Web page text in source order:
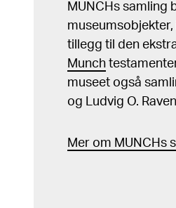
MUNCHs samling
tillegg til den
Munch
museet også
og Ludvig O.
Mer om MUNCHs